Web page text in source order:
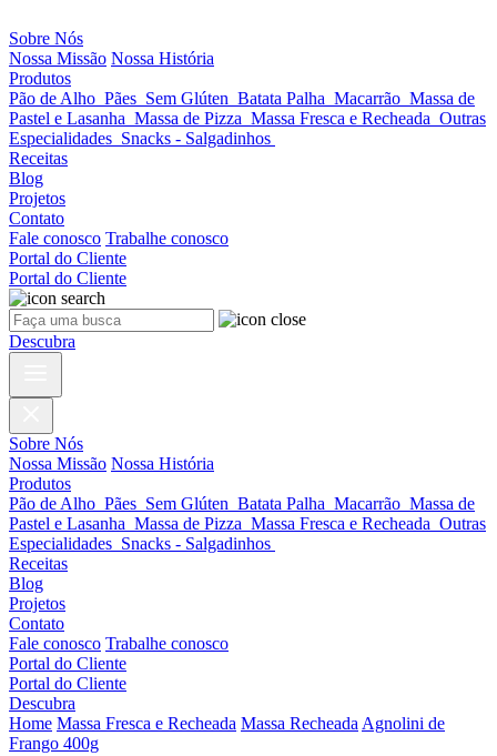
Sobre Nós
Nossa Missão Nossa História
Produtos
Pão de Alho Pães Sem Glúten Batata Palha Macarrão Massa de
Pastel e Lasanha Massa de Pizza Massa Fresca e Recheada Outras
Especialidades Snacks - Salgadinhos
Receitas
Blog
Projetos
Contato
Fale conosco Trabalhe conosco
Portal do Cliente
Portal do Cliente
Descubra
Sobre Nós
Nossa Missão Nossa História
Produtos
Pão de Alho Pães Sem Glúten Batata Palha Macarrão Massa de
Pastel e Lasanha Massa de Pizza Massa Fresca e Recheada Outras
Especialidades Snacks - Salgadinhos
Receitas
Blog
Projetos
Contato
Fale conosco Trabalhe conosco
Portal do Cliente
Portal do Cliente
Descubra
Home Massa Fresca e Recheada Massa Recheada Agnolini de
Frango 400g